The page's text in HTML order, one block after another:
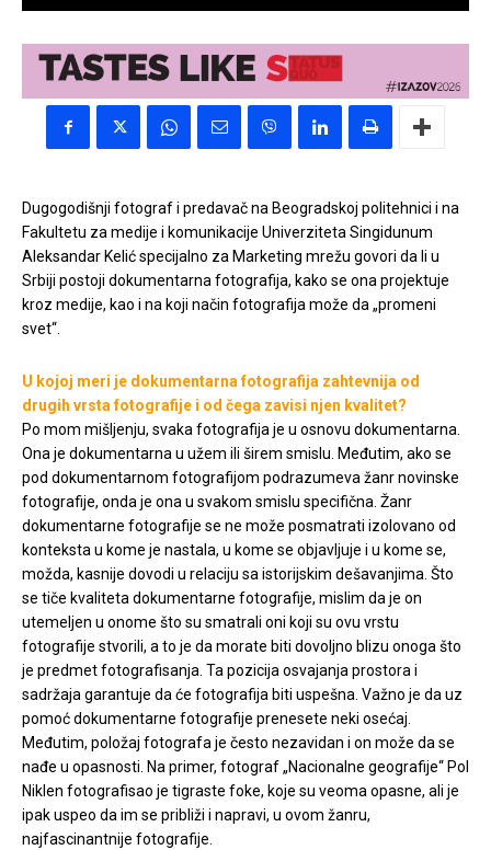
Dugogodišnji fotograf i predavač na Beogradskoj politehnici i na
Fakultetu za medije i komunikacije Univerziteta Singidunum
Aleksandar Kelić specijalno za Marketing mrežu govori da li u
Srbiji postoji dokumentarna fotografija, kako se ona projektuje
kroz medije, kao i na koji način fotografija može da „promeni
svet“.
U kojoj meri je dokumentarna fotografija zahtevnija od
drugih vrsta fotografije i od čega zavisi njen kvalitet?
Po mom mišljenju, svaka fotografija je u osnovu dokumentarna.
Ona je dokumentarna u užem ili širem smislu. Međutim, ako se
pod dokumentarnom fotografijom podrazumeva žanr novinske
fotografije, onda je ona u svakom smislu specifična. Žanr
dokumentarne fotografije se ne može posmatrati izolovano od
konteksta u kome je nastala, u kome se objavljuje i u kome se,
možda, kasnije dovodi u relaciju sa istorijskim dešavanjima. Što
se tiče kvaliteta dokumentarne fotografije, mislim da je on
utemeljen u onome što su smatrali oni koji su ovu vrstu
fotografije stvorili, a to je da morate biti dovoljno blizu onoga što
je predmet fotografisanja. Ta pozicija osvajanja prostora i
sadržaja garantuje da će fotografija biti uspešna. Važno je da uz
pomoć dokumentarne fotografije prenesete neki osećaj.
Međutim, položaj fotografa je često nezavidan i on može da se
nađe u opasnosti. Na primer, fotograf „Nacionalne geografije“ Pol
Niklen fotografisao je tigraste foke, koje su veoma opasne, ali je
ipak uspeo da im se približi i napravi, u ovom žanru,
najfascinantnije fotografije.